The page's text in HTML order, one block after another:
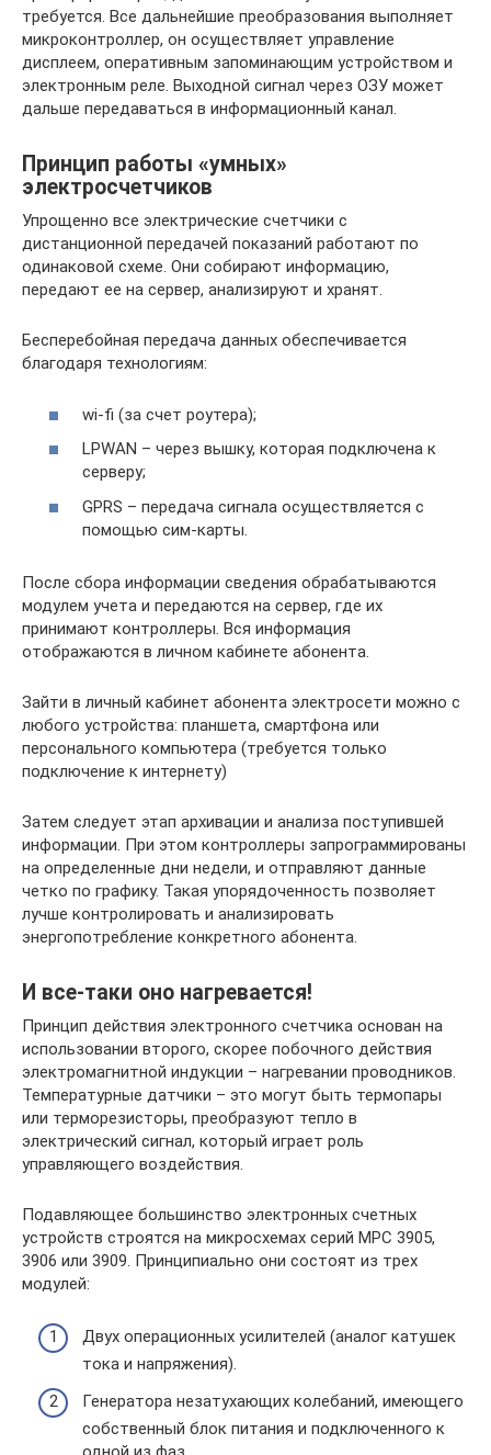
требуется. Все дальнейшие преобразования выполняет
микроконтроллер, он осуществляет управление
дисплеем, оперативным запоминающим устройством и
электронным реле. Выходной сигнал через ОЗУ может
дальше передаваться в информационный канал.
Принцип работы «умных»
электросчетчиков
Упрощенно все электрические счетчики с
дистанционной передачей показаний работают по
одинаковой схеме. Они собирают информацию,
передают ее на сервер, анализируют и хранят.
Бесперебойная передача данных обеспечивается
благодаря технологиям:
wi-fi (за счет роутера);
LPWAN – через вышку, которая подключена к
серверу;
GPRS – передача сигнала осуществляется с
помощью сим-карты.
После сбора информации сведения обрабатываются
модулем учета и передаются на сервер, где их
принимают контроллеры. Вся информация
отображаются в личном кабинете абонента.
Зайти в личный кабинет абонента электросети можно с
любого устройства: планшета, смартфона или
персонального компьютера (требуется только
подключение к интернету)
Затем следует этап архивации и анализа поступившей
информации. При этом контроллеры запрограммированы
на определенные дни недели, и отправляют данные
четко по графику. Такая упорядоченность позволяет
лучше контролировать и анализировать
энергопотребление конкретного абонента.
И все-таки оно нагревается!
Принцип действия электронного счетчика основан на
использовании второго, скорее побочного действия
электромагнитной индукции – нагревании проводников.
Температурные датчики – это могут быть термопары
или терморезисторы, преобразуют тепло в
электрический сигнал, который играет роль
управляющего воздействия.
Подавляющее большинство электронных счетных
устройств строятся на микросхемах серий МРС 3905,
3906 или 3909. Принципиально они состоят из трех
модулей:
Двух операционных усилителей (аналог катушек
тока и напряжения).
Генератора незатухающих колебаний, имеющего
собственный блок питания и подключенного к